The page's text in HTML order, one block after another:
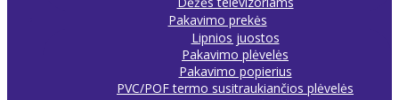
Pakavimo prekės
Lipnios juostos
Pakavimo plėvelės
Pakavimo popierius
PVC/POF termo susitraukiančios plėvelės